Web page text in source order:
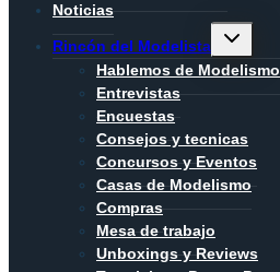
Noticias
Rincón del Modelista
Alternar
hijo
Hablemos de Modelismo
Entrevistas
Encuestas
Consejos y tecnicas
Concursos y Eventos
Casas de Modelismo
Compras
Mesa de trabajo
Unboxings y Reviews